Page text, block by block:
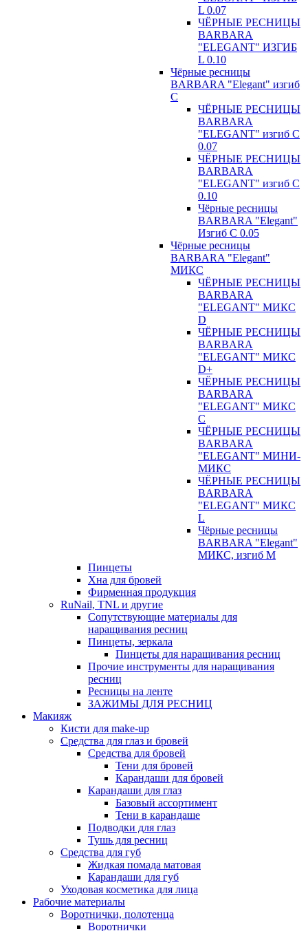
L 0.07
ЧЁРНЫЕ РЕСНИЦЫ
BARBARA
"ELEGANT" ИЗГИБ
L 0.10
Чёрные ресницы
BARBARA "Elegant" изгиб
С
ЧЁРНЫЕ РЕСНИЦЫ
BARBARA
"ELEGANT" изгиб С
0.07
ЧЁРНЫЕ РЕСНИЦЫ
BARBARA
"ELEGANT" изгиб С
0.10
Чёрные ресницы
BARBARA "Elegant"
Изгиб С 0.05
Чёрные ресницы
BARBARA "Elegant"
МИКС
ЧЁРНЫЕ РЕСНИЦЫ
BARBARA
"ELEGANT" МИКС
D
ЧЁРНЫЕ РЕСНИЦЫ
BARBARA
"ELEGANT" МИКС
D+
ЧЁРНЫЕ РЕСНИЦЫ
BARBARA
"ELEGANT" МИКС
С
ЧЁРНЫЕ РЕСНИЦЫ
BARBARA
"ELEGANT" МИНИ-
МИКС
ЧЁРНЫЕ РЕСНИЦЫ
BARBARA
"ELEGANT" МИКС
L
Чёрные ресницы
BARBARA "Elegant"
МИКС, изгиб М
Пинцеты
Хна для бровей
Фирменная продукция
RuNail, TNL и другие
Сопутствующие материалы для
наращивания ресниц
Пинцеты, зеркала
Пинцеты для наращивания ресниц
Прочие инструменты для наращивания
ресниц
Ресницы на ленте
ЗАЖИМЫ ДЛЯ РЕСНИЦ
Макияж
Кисти для make-up
Средства для глаз и бровей
Средства для бровей
Тени для бровей
Карандаши для бровей
Карандаши для глаз
Базовый ассортимент
Тени в карандаше
Подводки для глаз
Тушь для ресниц
Средства для губ
Жидкая помада матовая
Карандаши для губ
Уходовая косметика для лица
Рабочие материалы
Воротнички, полотенца
Воротнички